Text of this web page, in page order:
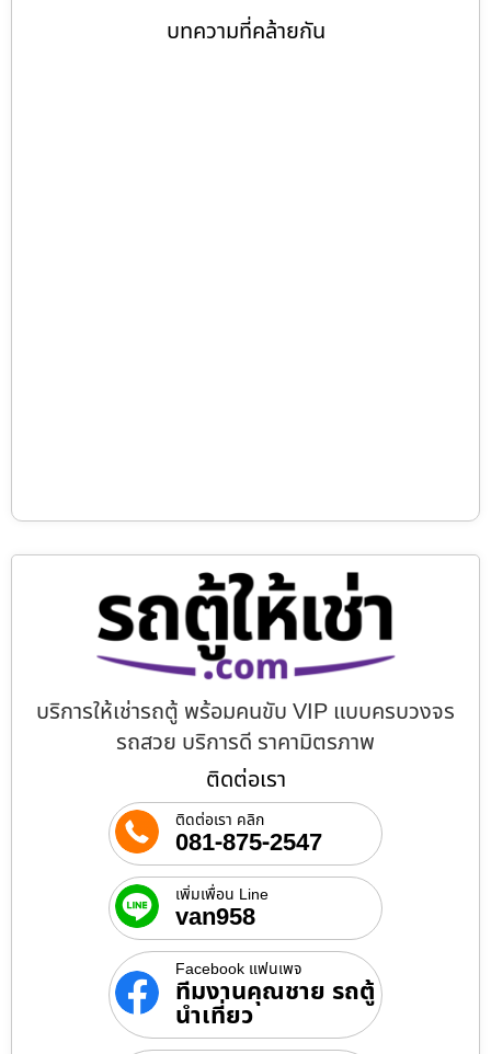
บทความที่คล้ายกัน
บริการให้เช่ารถตู้ พร้อมคนขับ VIP แบบครบวงจร
รถสวย บริการดี ราคามิตรภาพ
ติดต่อเรา
ติดต่อเรา คลิก
081-875-2547
เพิ่มเพื่อน Line
van958
Facebook แฟนเพจ
ทีมงานคุณชาย รถตู้
นำเที่ยว